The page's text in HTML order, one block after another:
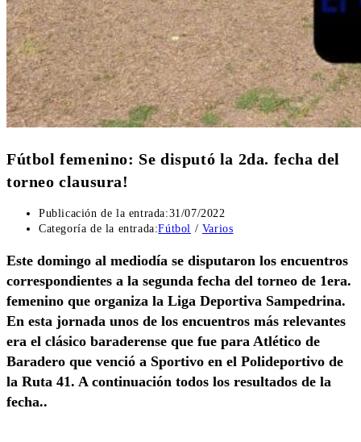
Fútbol femenino: Se disputó la 2da. fecha del
torneo clausura!
Publicación de la entrada:31/07/2022
Categoría de la entrada:Fútbol / Varios
Este domingo al mediodía se disputaron los encuentros
correspondientes a la segunda fecha del torneo de 1era.
femenino que organiza la Liga Deportiva Sampedrina.
En esta jornada unos de los encuentros más relevantes
era el clásico baraderense que fue para Atlético de
Baradero que venció a Sportivo en el Polideportivo de
la Ruta 41. A continuación todos los resultados de la
fecha..